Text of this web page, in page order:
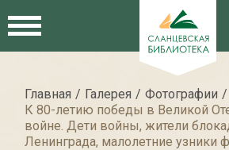
Главная Галерея
Фотографии
К 80-летию победы в Великой
войне. Дети войны, жители
Ленинграда, малолетние узники